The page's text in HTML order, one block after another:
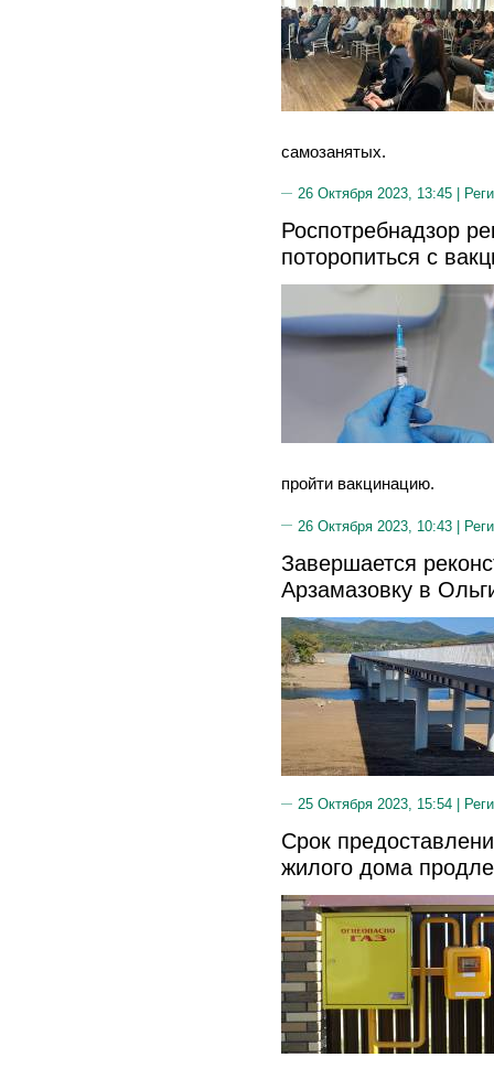
самозанятых.
26 Октября 2023, 13:45 |
Роспотребнадзор
поторопиться с
пройти вакцинацию.
26 Октября 2023, 10:43 |
Завершается
Арзамазовку в
25 Октября 2023, 15:54 |
Срок
жилого дома